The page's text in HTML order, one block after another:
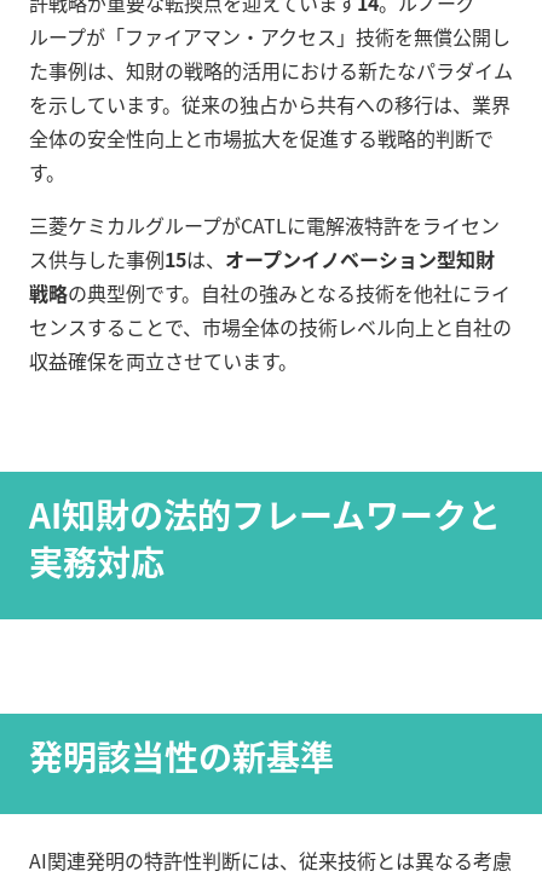
ループが「ファイアマン・アクセス」技術を無償公開し
た事例は、知財の戦略的活用における新たなパラダイム
を示しています。従来の独占から共有への移行は、業界
全体の安全性向上と市場拡大を促進する戦略的判断で
す。
三菱ケミカルグループがCATLに電解液特許をライセン
ス供与した事例15は、 オープンイノベーション型知財
戦略の典型例です。自社の強みとなる技術を他社にライ
センスすることで、市場全体の技術レベル向上と自社の
収益確保を両立させています。
AI知財の法的フレームワークと
実務対応
発明該当性の新基準
AI関連発明の特許性判断には、従来技術とは異なる考慮